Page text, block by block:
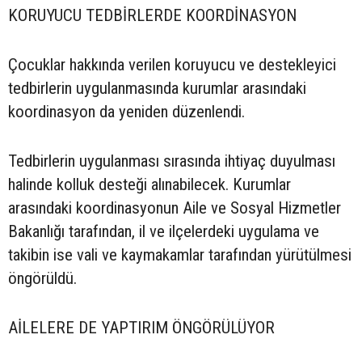
KORUYUCU TEDBİRLERDE KOORDİNASYON
Çocuklar hakkında verilen koruyucu ve destekleyici
tedbirlerin uygulanmasında kurumlar arasındaki
koordinasyon da yeniden düzenlendi.
Tedbirlerin uygulanması sırasında ihtiyaç duyulması
halinde kolluk desteği alınabilecek. Kurumlar
arasındaki koordinasyonun Aile ve Sosyal Hizmetler
Bakanlığı tarafından, il ve ilçelerdeki uygulama ve
takibin ise vali ve kaymakamlar tarafından yürütülmesi
öngörüldü.
AİLELERE DE YAPTIRIM ÖNGÖRÜLÜYOR